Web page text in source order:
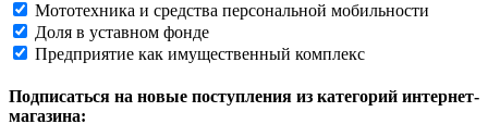
Мототехника и средства персональной мобильности
Доля в уставном фонде
Предприятие как имущественный комплекс
Подписаться на новые поступления из категорий интернет-
магазина: